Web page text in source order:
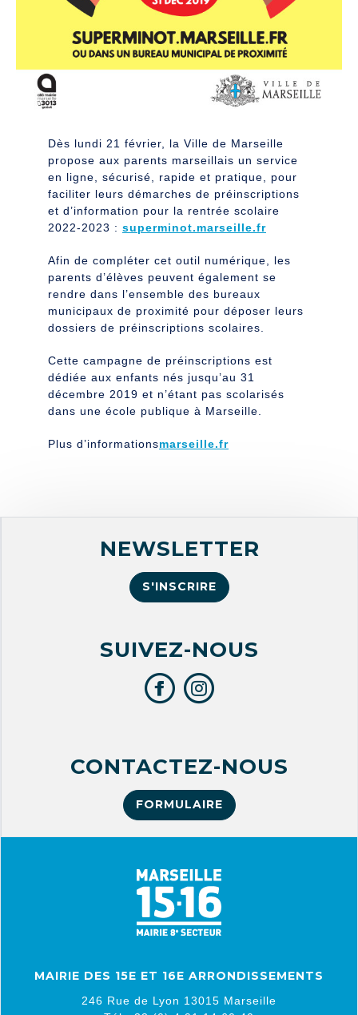
Dès lundi 21 février, la Ville de Marseille
propose aux parents marseillais un service
en ligne, sécurisé, rapide et pratique, pour
faciliter leurs démarches de préinscriptions
et d’information pour la rentrée scolaire
2022-2023 : superminot.marseille.fr
Afin de compléter cet outil numérique, les
parents d’élèves peuvent également se
rendre dans l’ensemble des bureaux
municipaux de proximité pour déposer leurs
dossiers de préinscriptions scolaires.
Cette campagne de préinscriptions est
dédiée aux enfants nés jusqu’au 31
décembre 2019 et n’étant pas scolarisés
dans une école publique à Marseille.
Plus d’informationsmarseille.fr
NEWSLETTER
S'INSCRIRE
SUIVEZ-NOUS
CONTACTEZ-NOUS
FORMULAIRE
MAIRIE DES 15E ET 16E ARRONDISSEMENTS
246 Rue de Lyon 13015 Marseille